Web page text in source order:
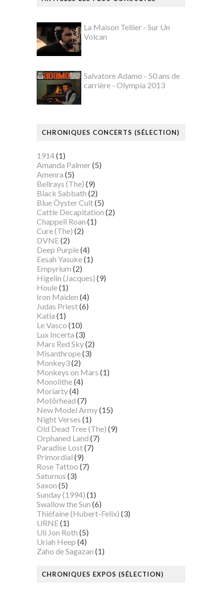
La Maison Tellier - Sur Un
Volcan
Salvatore Adamo - 50 ans de
carrière - Olympia 2013
CHRONIQUES CONCERTS (SÉLECTION)
1914(1)
Amanda Palmer(5)
Amenra (5)
Bellrays (The) (9)
Black Sabbath (2)
Blue Öyster Cult(5)
Cattle Decapitation (2)
Chappell Roan (1)
Cure (The) (2)
DVNE(2)
Deep Purple(4)
Eesah Yasuke(1)
Empyrium (2)
Higelin (Jacques) (9)
Houle(1)
Iron Maiden (4)
Judas Priest(6)
Katla (1)
Le Vasco (10)
Lux Incerta (3)
Mars Red Sky(2)
Misanthrope(3)
Monkey3(2)
Monkeys on Mars (1)
Monolithe(4)
Moriarty(4)
Motörhead (7)
New Model Army(15)
Night Verses (1)
Old Dead Tree (The) (9)
Orphaned Land (7)
Paradise Lost(7)
Primordial (9)
Rose Tattoo (7)
Saturnus (3)
Saxon (5)
Sunday (1994) (1)
Swallow the Sun (6)
Thiéfaine (Hubert-Felix) (3)
URNE(1)
Uli Jon Roth (5)
Uriah Heep (4)
Zaho de Sagazan (1)
CHRONIQUES EXPOS (SÉLECTION)